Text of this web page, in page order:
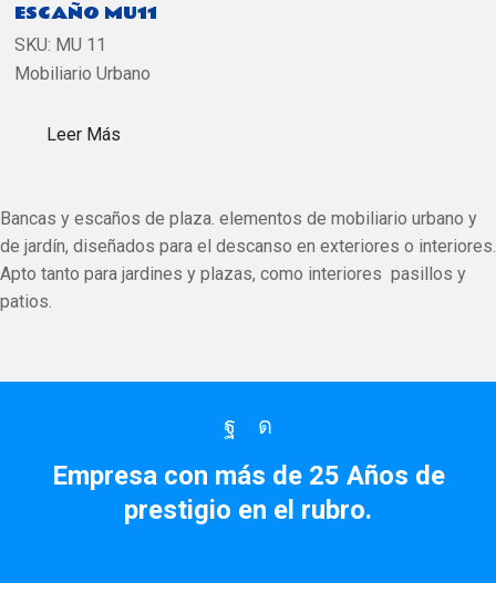
ESCAÑO MU11
SKU: MU 11
Mobiliario Urbano
Leer Más
Bancas y escaños de plaza. elementos de mobiliario urbano y
de jardín, diseñados para el descanso en exteriores o interiores.
Apto tanto para jardines y plazas, como interiores pasillos y
patios.
Facebook
Instagram
Empresa con más de 25 Años de
prestigio en el rubro.